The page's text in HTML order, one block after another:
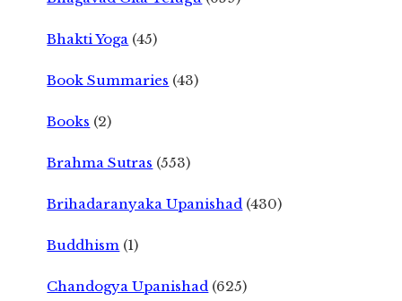
Bhakti Yoga (45)
Book Summaries (43)
Books (2)
Brahma Sutras (553)
Brihadaranyaka Upanishad (430)
Buddhism (1)
Chandogya Upanishad (625)